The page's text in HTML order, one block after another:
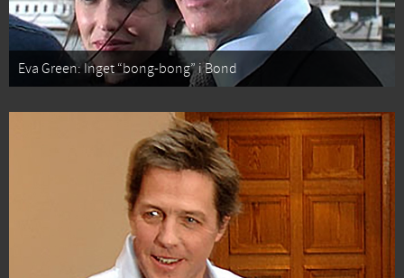
Eva Green: Inget “bong-bong” i Bond